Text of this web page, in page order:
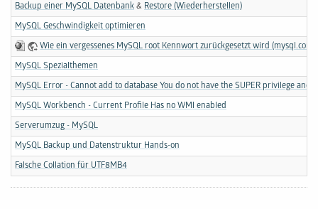
Backup einer MySQL Datenbank & Restore (Wiederherstellen)
MySQL Geschwindigkeit optimieren
Wie ein vergessenes MySQL root Kennwort zurückgesetzt wird (mysql.com)
MySQL Spezialthemen
MySQL Error - Cannot add to database You do not have the SUPER privilege and
MySQL Workbench - Current Profile Has no WMI enabled
Serverumzug - MySQL
MySQL Backup und Datenstruktur Hands-on
Falsche Collation für UTF8MB4